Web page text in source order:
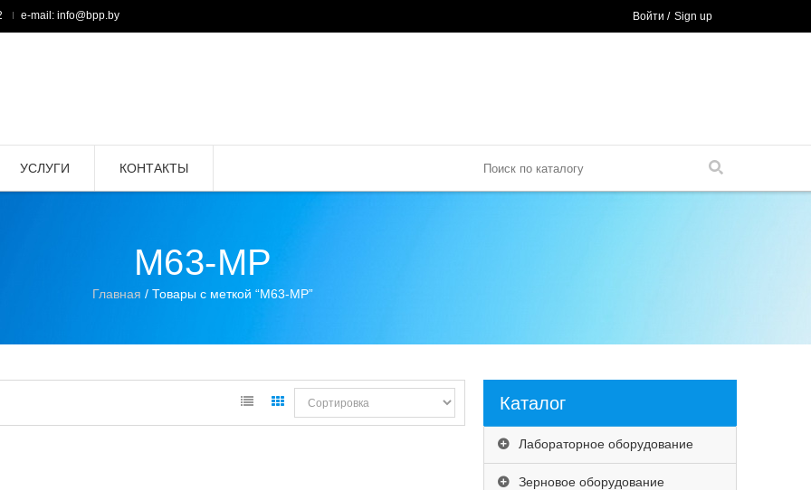
e-mail: info@bpp.by Войти / Sign up
УСЛУГИ КОНТАКТЫ
М63-МР
Главная / Товары с меткой “М63-МР”
Каталог
Лабораторное оборудование
Зерновое оборудование